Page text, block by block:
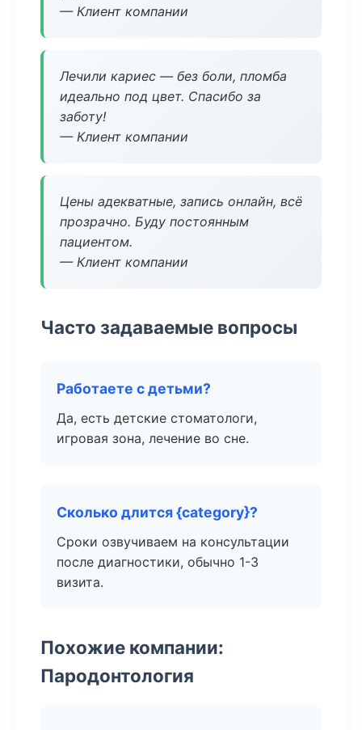
— Клиент компании
Лечили кариес — без боли, пломба
идеально под цвет. Спасибо за
заботу!
— Клиент компании
Цены адекватные, запись онлайн, всё
прозрачно. Буду постоянным
пациентом.
— Клиент компании
Часто задаваемые вопросы
Работаете с детьми?
Да, есть детские стоматологи,
игровая зона, лечение во сне.
Сколько длится {category}?
Сроки озвучиваем на консультации
после диагностики, обычно 1-3
визита.
Похожие компании:
Пародонтология